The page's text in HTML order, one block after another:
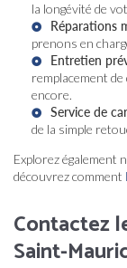
la longévité de
Réparations
prenons en
Entretien
remplacement
encore.
Service de
de la simple
Explorez également
découvrez comment
Contactez
Saint-